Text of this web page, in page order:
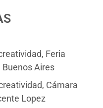
Feria
Aires
Cámara
Lopez